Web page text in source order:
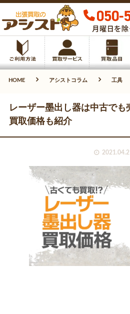
HOME アシストコラム 工具
レーザー墨出し器は中古でも
買取価格も紹介